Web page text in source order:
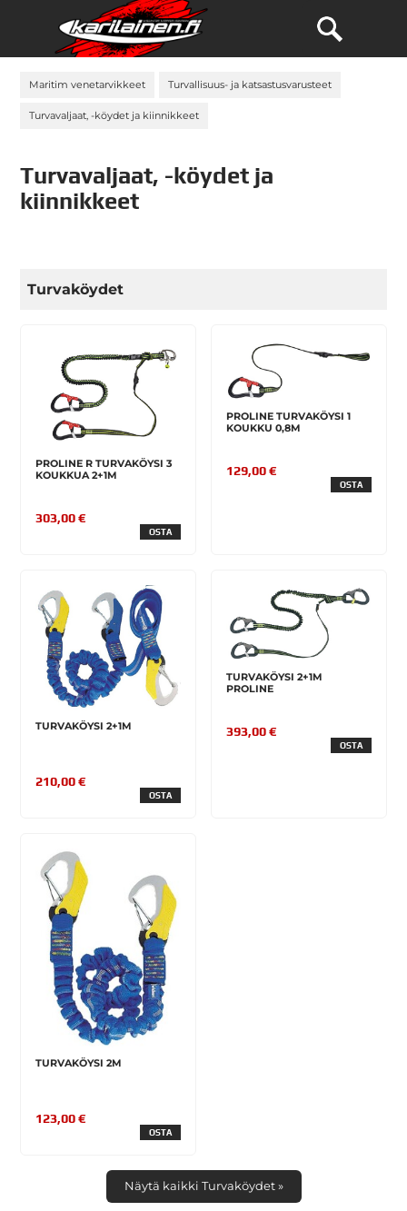
Maritim venetarvikkeet Turvallisuus- ja katsastusvarusteet
Turvavaljaat, -köydet ja kiinnikkeet
Turvavaljaat, -köydet ja
kiinnikkeet
Turvaköydet
PROLINE R TURVAKÖYSI 3
KOUKKUA 2+1M
303,00 €
OSTA
PROLINE TURVAKÖYSI 1
KOUKKU 0,8M
129,00 €
OSTA
TURVAKÖYSI 2+1M
210,00 €
OSTA
TURVAKÖYSI 2+1M
PROLINE
393,00 €
OSTA
TURVAKÖYSI 2M
123,00 €
OSTA
Näytä kaikki Turvaköydet »